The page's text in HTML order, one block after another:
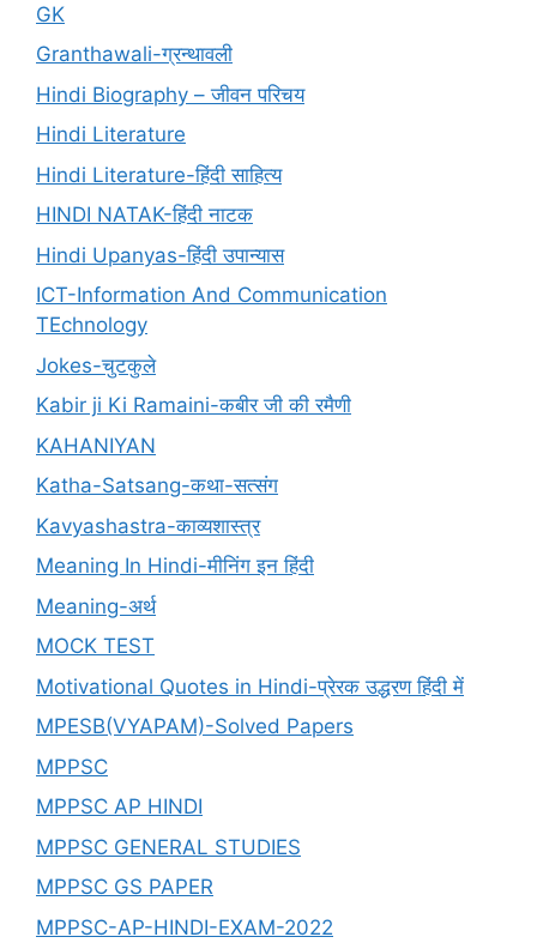
GK
Granthawali-ग्रन्थावली
Hindi Biography – जीवन परिचय
Hindi Literature
Hindi Literature-हिंदी साहित्य
HINDI NATAK-हिंदी नाटक
Hindi Upanyas-हिंदी उपान्यास
ICT-Information And Communication
TEchnology
Jokes-चुटकुले
Kabir ji Ki Ramaini-कबीर जी की रमैणी
KAHANIYAN
Katha-Satsang-कथा-सत्संग
Kavyashastra-काव्यशास्त्र
Meaning In Hindi-मीनिंग इन हिंदी
Meaning-अर्थ
MOCK TEST
Motivational Quotes in Hindi-प्रेरक उद्धरण हिंदी में
MPESB(VYAPAM)-Solved Papers
MPPSC
MPPSC AP HINDI
MPPSC GENERAL STUDIES
MPPSC GS PAPER
MPPSC-AP-HINDI-EXAM-2022